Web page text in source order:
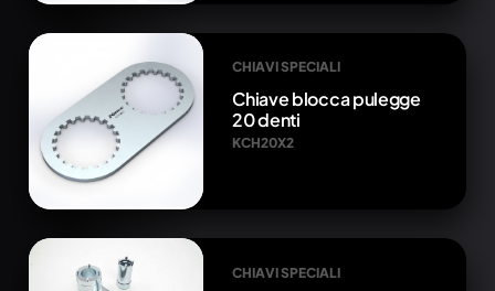
CHIAVI SPECIALI
Chiave blocca pulegge
20 denti
KCH20X2
CHIAVI SPECIALI